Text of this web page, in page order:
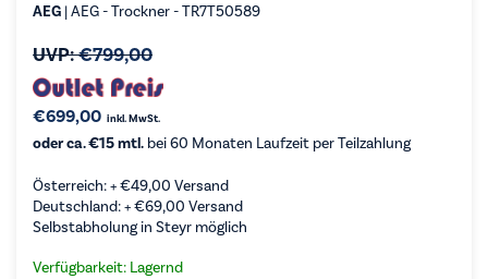
AEG | AEG - Trockner - TR7T50589
UVP:€799,00
€699,00 inkl. MwSt.
oder ca. €15 mtl. bei 60 Monaten Laufzeit per Teilzahlung
Österreich: +€49,00 Versand
Deutschland: +€69,00 Versand
Selbstabholung in Steyr möglich
Verfügbarkeit: Lagernd